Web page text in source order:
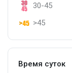
30-45
>45
Время суток